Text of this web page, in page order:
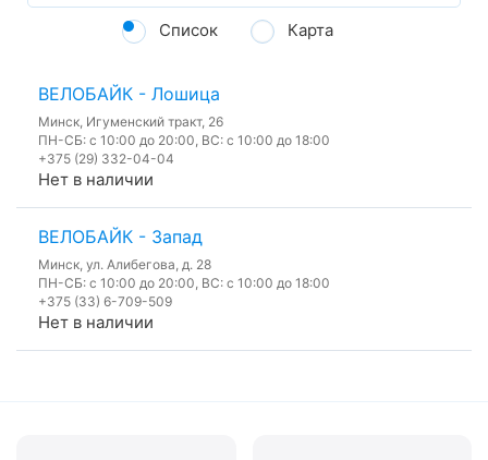
Список Карта
ВЕЛОБАЙК - Лошица
Минск, Игуменский тракт, 26
ПН-СБ: с 10:00 до 20:00, ВС: с 10:00 до 18:00
+375 (29) 332-04-04
Нет в наличии
ВЕЛОБАЙК - Запад
Минск, ул. Алибегова, д. 28
ПН-СБ: с 10:00 до 20:00, ВС: с 10:00 до 18:00
+375 (33) 6-709-509
Нет в наличии